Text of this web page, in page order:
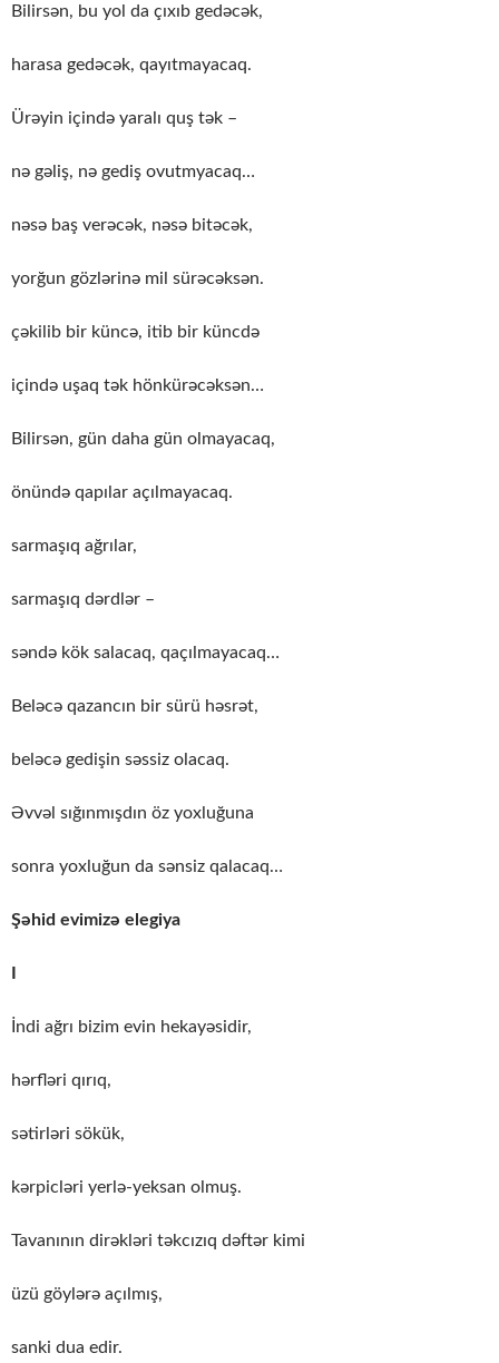
Bilirsən, bu yol da çıxıb gedəcək,
harasa gedəcək, qayıtmayacaq.
Ürəyin içində yaralı quş tək –
nə gəliş, nə gediş ovutmyacaq…
nəsə baş verəcək, nəsə bitəcək,
yorğun gözlərinə mil sürəcəksən.
çəkilib bir küncə, itib bir küncdə
içində uşaq tək hönkürəcəksən…
Bilirsən, gün daha gün olmayacaq,
önündə qapılar açılmayacaq.
sarmaşıq ağrılar,
sarmaşıq dərdlər –
səndə kök salacaq, qaçılmayacaq…
Beləcə qazancın bir sürü həsrət,
beləcə gedişin səssiz olacaq.
Əvvəl sığınmışdın öz yoxluğuna
sonra yoxluğun da sənsiz qalacaq…
Şəhid evimizə elegiya
İndi ağrı bizim evin hekayəsidir,
hərfləri qırıq,
sətirləri sökük,
kərpicləri yerlə-yeksan olmuş.
Tavanının dirəkləri təkcızıq dəftər kimi
üzü göylərə açılmış,
sanki dua edir.